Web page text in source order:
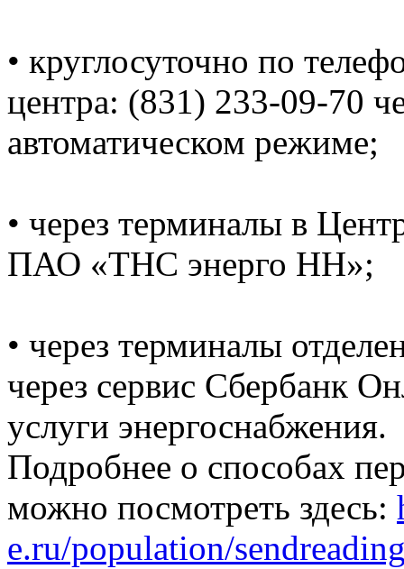
• круглосуточно по
центра: (831) 233-09-70
автоматическом режиме;
• через терминалы в
ПАО «ТНС энерго НН»;
• через терминалы
через сервис Сбербанк
услуги энергоснабжения.
Подробнее о способах
можно посмотреть здесь:
e.ru/population/